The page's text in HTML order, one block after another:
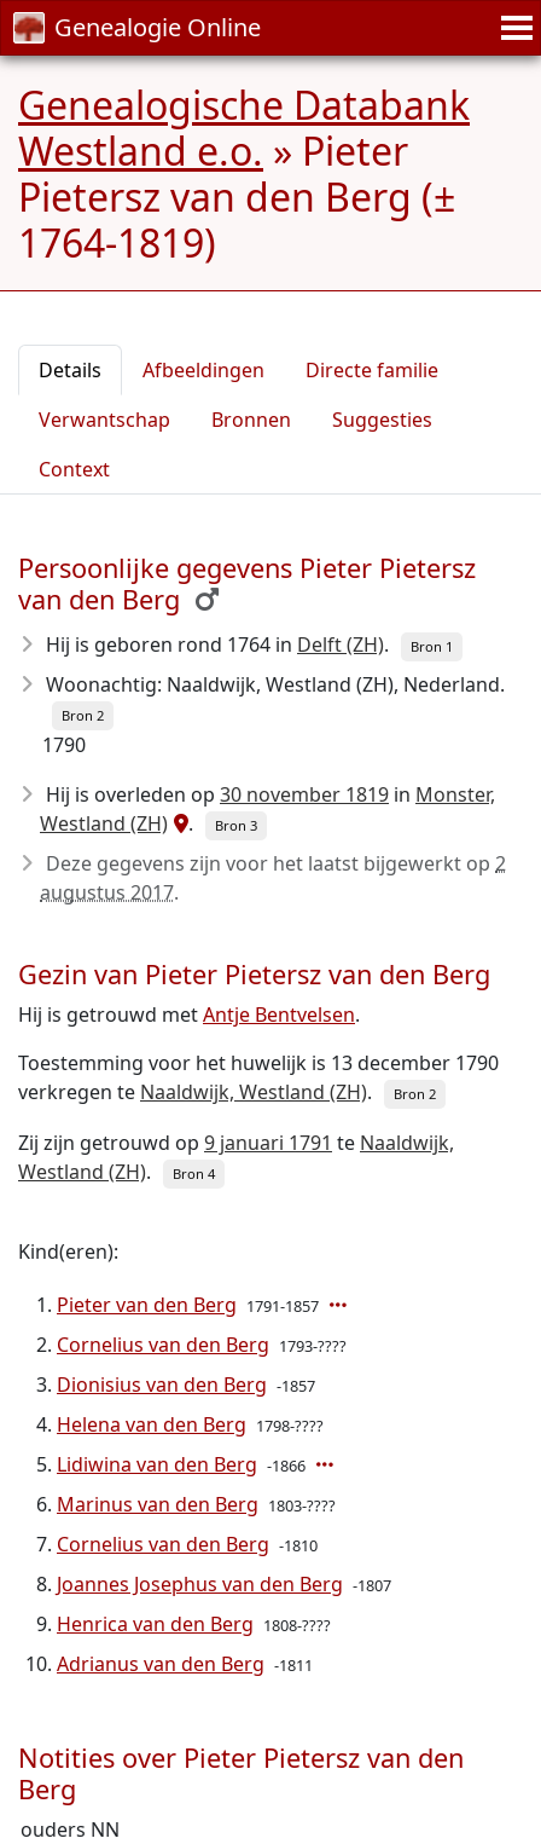
Genealogie Online
Genealogische Databank
Westland e.o. » Pieter
Pietersz van den Berg (±
1764-1819)
Details Afbeeldingen
Directe familie
Verwantschap
Bronnen
Suggesties
Context
Persoonlijke gegevens Pieter Pietersz
van den Berg
Hij is geboren rond 1764 in Delft (ZH). Bron 1
Woonachtig: Naaldwijk, Westland (ZH), Nederland.
Bron 2
1790
Hij is overleden op 30 november 1819 in Monster,
Westland (ZH)
. Bron 3
Deze gegevens zijn voor het laatst bijgewerkt op 2
augustus 2017.
Gezin van Pieter Pietersz van den Berg
Hij is getrouwd metAntje Bentvelsen.
Toestemming voor het huwelijk is 13 december 1790
verkregen te Naaldwijk, Westland (ZH). Bron 2
Zij zijn getrouwd op 9 januari 1791 te Naaldwijk,
Westland (ZH). Bron 4
Kind(eren):
Pieter van den Berg 1791-1857
Cornelius van den Berg 1793-????
Dionisius van den Berg -1857
Helena van den Berg 1798-????
Lidiwina van den Berg -1866
Marinus van den Berg 1803-????
Cornelius van den Berg -1810
Joannes Josephus van den Berg -1807
Henrica van den Berg 1808-????
Adrianus van den Berg -1811
Notities over Pieter Pietersz van den
Berg
ouders NN